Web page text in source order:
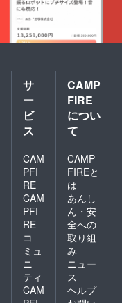
サ
ー
ビ
ス
CAM
PFI
RE
CAM
PFI
RE
コ
ミュ
ニ
ティ
CAM
CAMP
FIRE
につい
て
CAMP
FIREと
は
あんし
ん・安
全への
取り組
み
ニュー
ス
ヘルプ